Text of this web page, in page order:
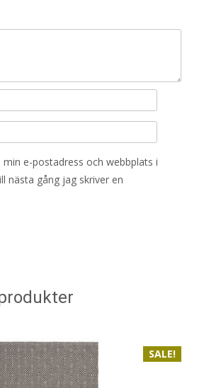
e-postadress och webbplats i
nästa gång jag skriver en
SALE!